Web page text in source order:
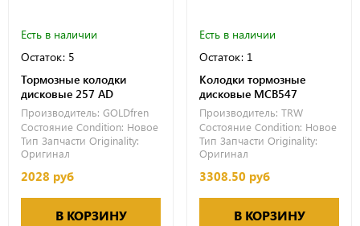
Есть в наличии
Остаток: 5
Тормозные колодки
дисковые 257 AD
Производитель: GOLDfren
Состояние Condition: Новое
Тип Запчасти Originality:
Оригинал
2028 руб
В КОРЗИНУ
Есть в наличии
Остаток: 1
Колодки тормозные
дисковые MCB547
Производитель: TRW
Состояние Condition: Новое
Тип Запчасти Originality:
Оригинал
3308.50 руб
В КОРЗИНУ